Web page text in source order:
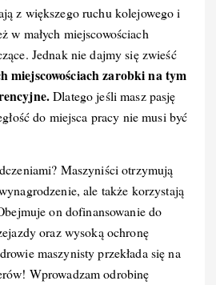
z większego ruchu kolejowego i
w małych miejscowościach
Jednak nie dajmy się zwieść
miejscowościach zarobki na tym
Dlatego jeśli masz pasję
do miejsca pracy nie musi być
Maszyniści otrzymują
ale także korzystają
on dofinansowanie do
oraz wysoką ochronę
maszynisty przekłada się na
Wprowadzam odrobinę